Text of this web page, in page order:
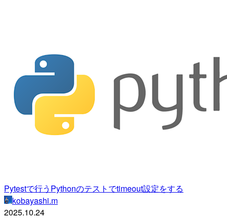
Pytestで行うPythonのテストでtimeout設定をする
kobayashi.m
2025.10.24